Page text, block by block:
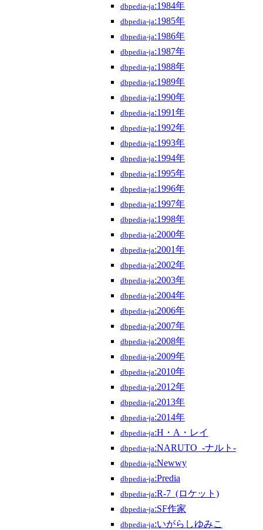
dbpedia-ja:1984年
dbpedia-ja:1985年
dbpedia-ja:1986年
dbpedia-ja:1987年
dbpedia-ja:1988年
dbpedia-ja:1989年
dbpedia-ja:1990年
dbpedia-ja:1991年
dbpedia-ja:1992年
dbpedia-ja:1993年
dbpedia-ja:1994年
dbpedia-ja:1995年
dbpedia-ja:1996年
dbpedia-ja:1997年
dbpedia-ja:1998年
dbpedia-ja:2000年
dbpedia-ja:2001年
dbpedia-ja:2002年
dbpedia-ja:2003年
dbpedia-ja:2004年
dbpedia-ja:2006年
dbpedia-ja:2007年
dbpedia-ja:2008年
dbpedia-ja:2009年
dbpedia-ja:2010年
dbpedia-ja:2012年
dbpedia-ja:2013年
dbpedia-ja:2014年
dbpedia-ja:H・A・レイ
dbpedia-ja:NARUTO_-ナルト-
dbpedia-ja:Newwy
dbpedia-ja:Predia
dbpedia-ja:R-7_(ロケット)
dbpedia-ja:SF作家
dbpedia-ja:いがらしゆみこ